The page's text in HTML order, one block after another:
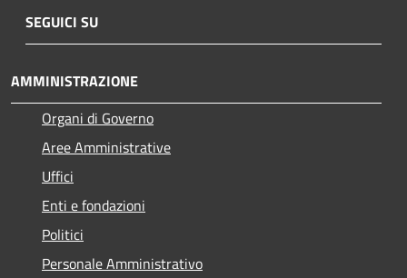
SEGUICI SU
AMMINISTRAZIONE
Organi di Governo
Aree Amministrative
Uffici
Enti e fondazioni
Politici
Personale Amministrativo